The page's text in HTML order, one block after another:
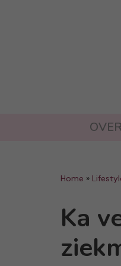
Home »
Ka